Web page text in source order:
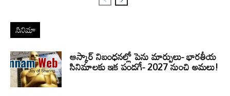
సినిమా
ఆస్కార్ నిబంధనల్లో పెను మార్పులు- భారతీయ
సినిమాలకు ఇక పండగే- 2027 నుంచి అమలు!